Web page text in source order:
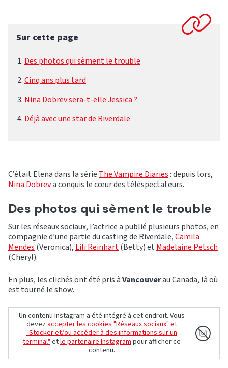
Sur cette page
Des photos qui sèment le trouble
Cinq ans plus tard
Nina Dobrev sera-t-elle Jessica ?
Déjà avec une star de Riverdale
C’était Elena dans la série The Vampire Diaries: depuis lors,
Nina Dobreva conquis le cœur des téléspectateurs.
Des photos qui sèment le trouble
Sur les réseaux sociaux, l’actrice a publié plusieurs photos, en
compagnie d’une partie du casting de Riverdale,Camila
Mendes (Veronica), Lili Reinhart(Betty) et Madelaine Petsch
(Cheryl).
En plus, les clichés ont été pris àVancouverau Canada, là où
est tourné le show.
Un contenu Instagram a été intégré à cet endroit. Vous
devezaccepter les cookies "Réseaux sociaux" et
"Stocker et/ou accéder à des informations sur un
terminal"etle partenaire Instagrampour afficher ce
contenu.